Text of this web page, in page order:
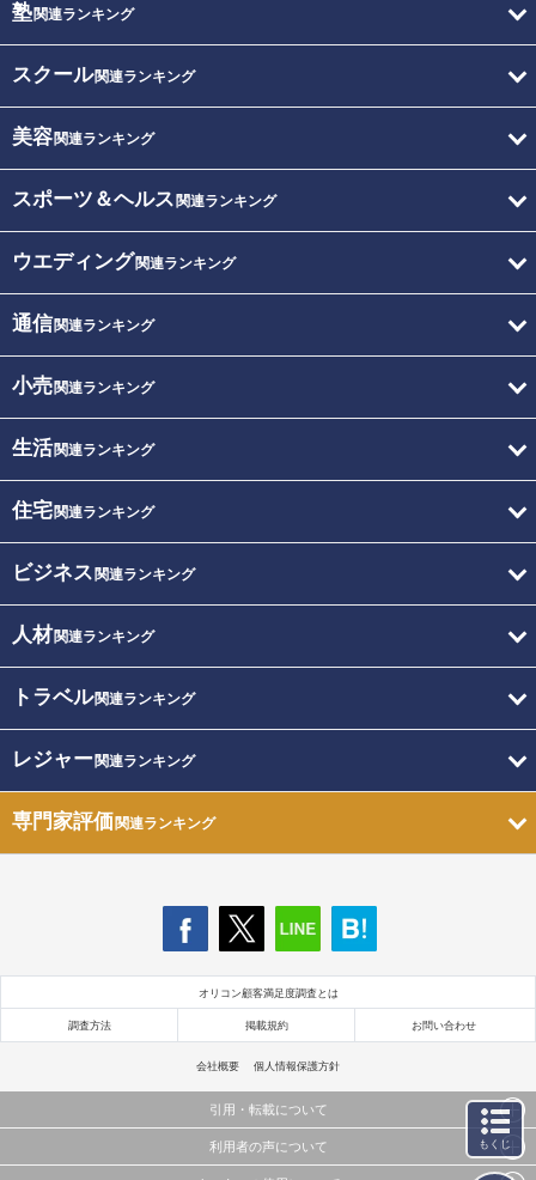
塾関連ランキング
スクール関連ランキング
美容関連ランキング
スポーツ＆ヘルス 関連ランキング
ウエディング関連ランキング
通信関連ランキング
小売関連ランキング
生活関連ランキング
住宅関連ランキング
ビジネス 関連ランキング
人材関連ランキング
トラベル関連ランキング
レジャー関連ランキング
専門家評価関連ランキング
オリコン顧客満足度調査とは
調査方法 掲載規約 お問い合わせ
会社概要 個人情報保護方針
引用・転載について
当サイトで公開されている情報（文字、写真、イラスト、画像データ等）及びこれらの配置・
利用者の声について もくじ